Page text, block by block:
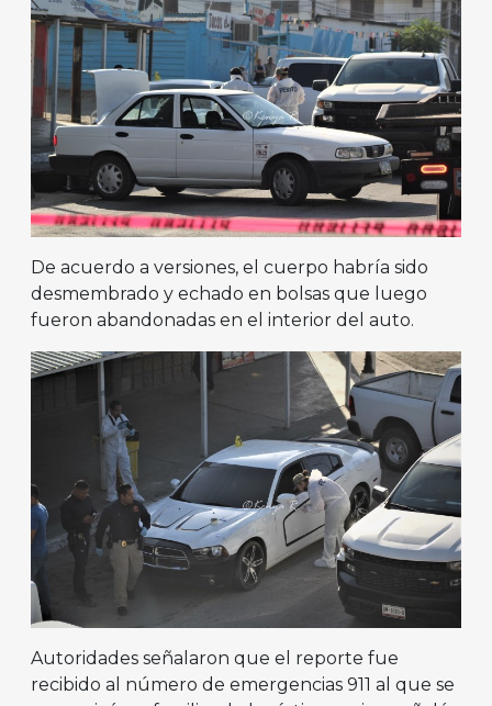
De acuerdo a versiones, el cuerpo habría sido
desmembrado y echado en bolsas que luego
fueron abandonadas en el interior del auto.
Autoridades señalaron que el reporte fue
recibido al número de emergencias 911 al que se